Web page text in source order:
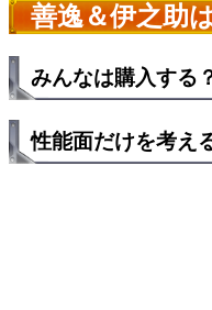
善逸＆伊之助
みんなは購入する
性能面だけを考え